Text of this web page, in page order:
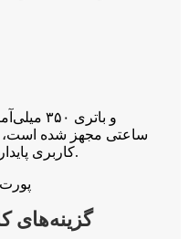
ساعتی مجهز شده است،
کاربری پایدار و طولانی‌مدت را تضمین می‌کند.
گزینه‌های